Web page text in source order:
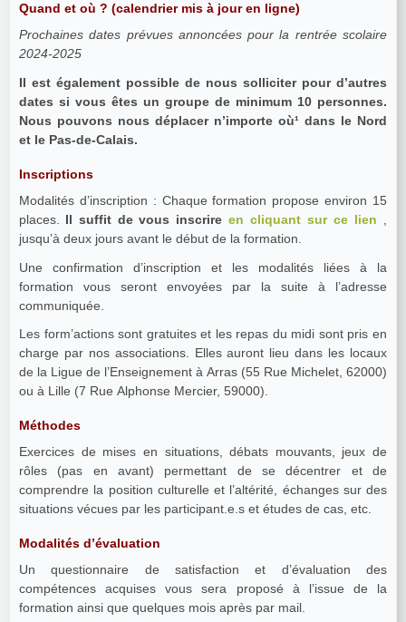
Quand et où ? (calendrier mis à jour en ligne)
Prochaines dates prévues annoncées pour la rentrée scolaire
2024-2025
Il est également possible de nous solliciter pour d’autres
dates si vous êtes un groupe de minimum 10 personnes.
Nous pouvons nous déplacer n’importe où¹ dans le Nord
et le Pas-de-Calais.
Inscriptions
Modalités d’inscription : Chaque formation propose environ 15
places. Il suffit de vous inscrire en cliquant sur ce lien
jusqu’à deux jours avant le début de la formation.
Une confirmation d’inscription et les modalités liées à la
formation vous seront envoyées par la suite à l’adresse
communiquée.
Les form’actions sont gratuites et les repas du midi sont pris en
charge par nos associations. Elles auront lieu dans les locaux
de la Ligue de l’Enseignement à Arras (55 Rue Michelet, 62000)
ou à Lille (7 Rue Alphonse Mercier, 59000).
Méthodes
Exercices de mises en situations, débats mouvants, jeux de
rôles (pas en avant) permettant de se décentrer et de
comprendre la position culturelle et l’altérité, échanges sur des
situations vécues par les participant.e.s et études de cas, etc.
Modalités d’évaluation
Un questionnaire de satisfaction et d’évaluation des
compétences acquises vous sera proposé à l’issue de la
formation ainsi que quelques mois après par mail.